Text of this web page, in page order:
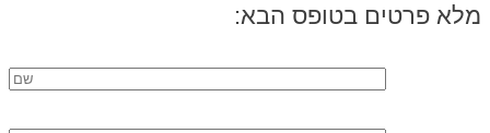
מלא פרטים בטופס הבא: